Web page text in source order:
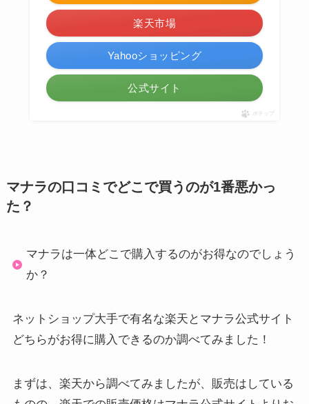
楽天市場
Yahooショッピング
公式サイト
ポチップ
マナラの口コミでどこで買うのが1番悪かっ
た？
マナラは一体どこで購入するのがお得なのでしょう
か？
ネットショップ大手で有名な楽天とマナラ公式サイト
どちらがお得に購入できるのか調べてみました！
まずは、楽天から調べてみましたが、販売はしている